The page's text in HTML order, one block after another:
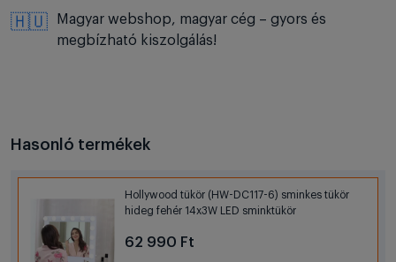
🇭🇺
Magyar webshop, magyar cég – gyors és
megbízható kiszolgálás!
Hasonló termékek
Hollywood tükör (HW-DC117-6) sminkes tükör
hideg fehér 14x3W LED sminktükör
62 990 Ft